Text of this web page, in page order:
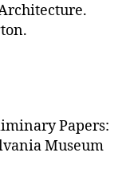
Papers:
Museum